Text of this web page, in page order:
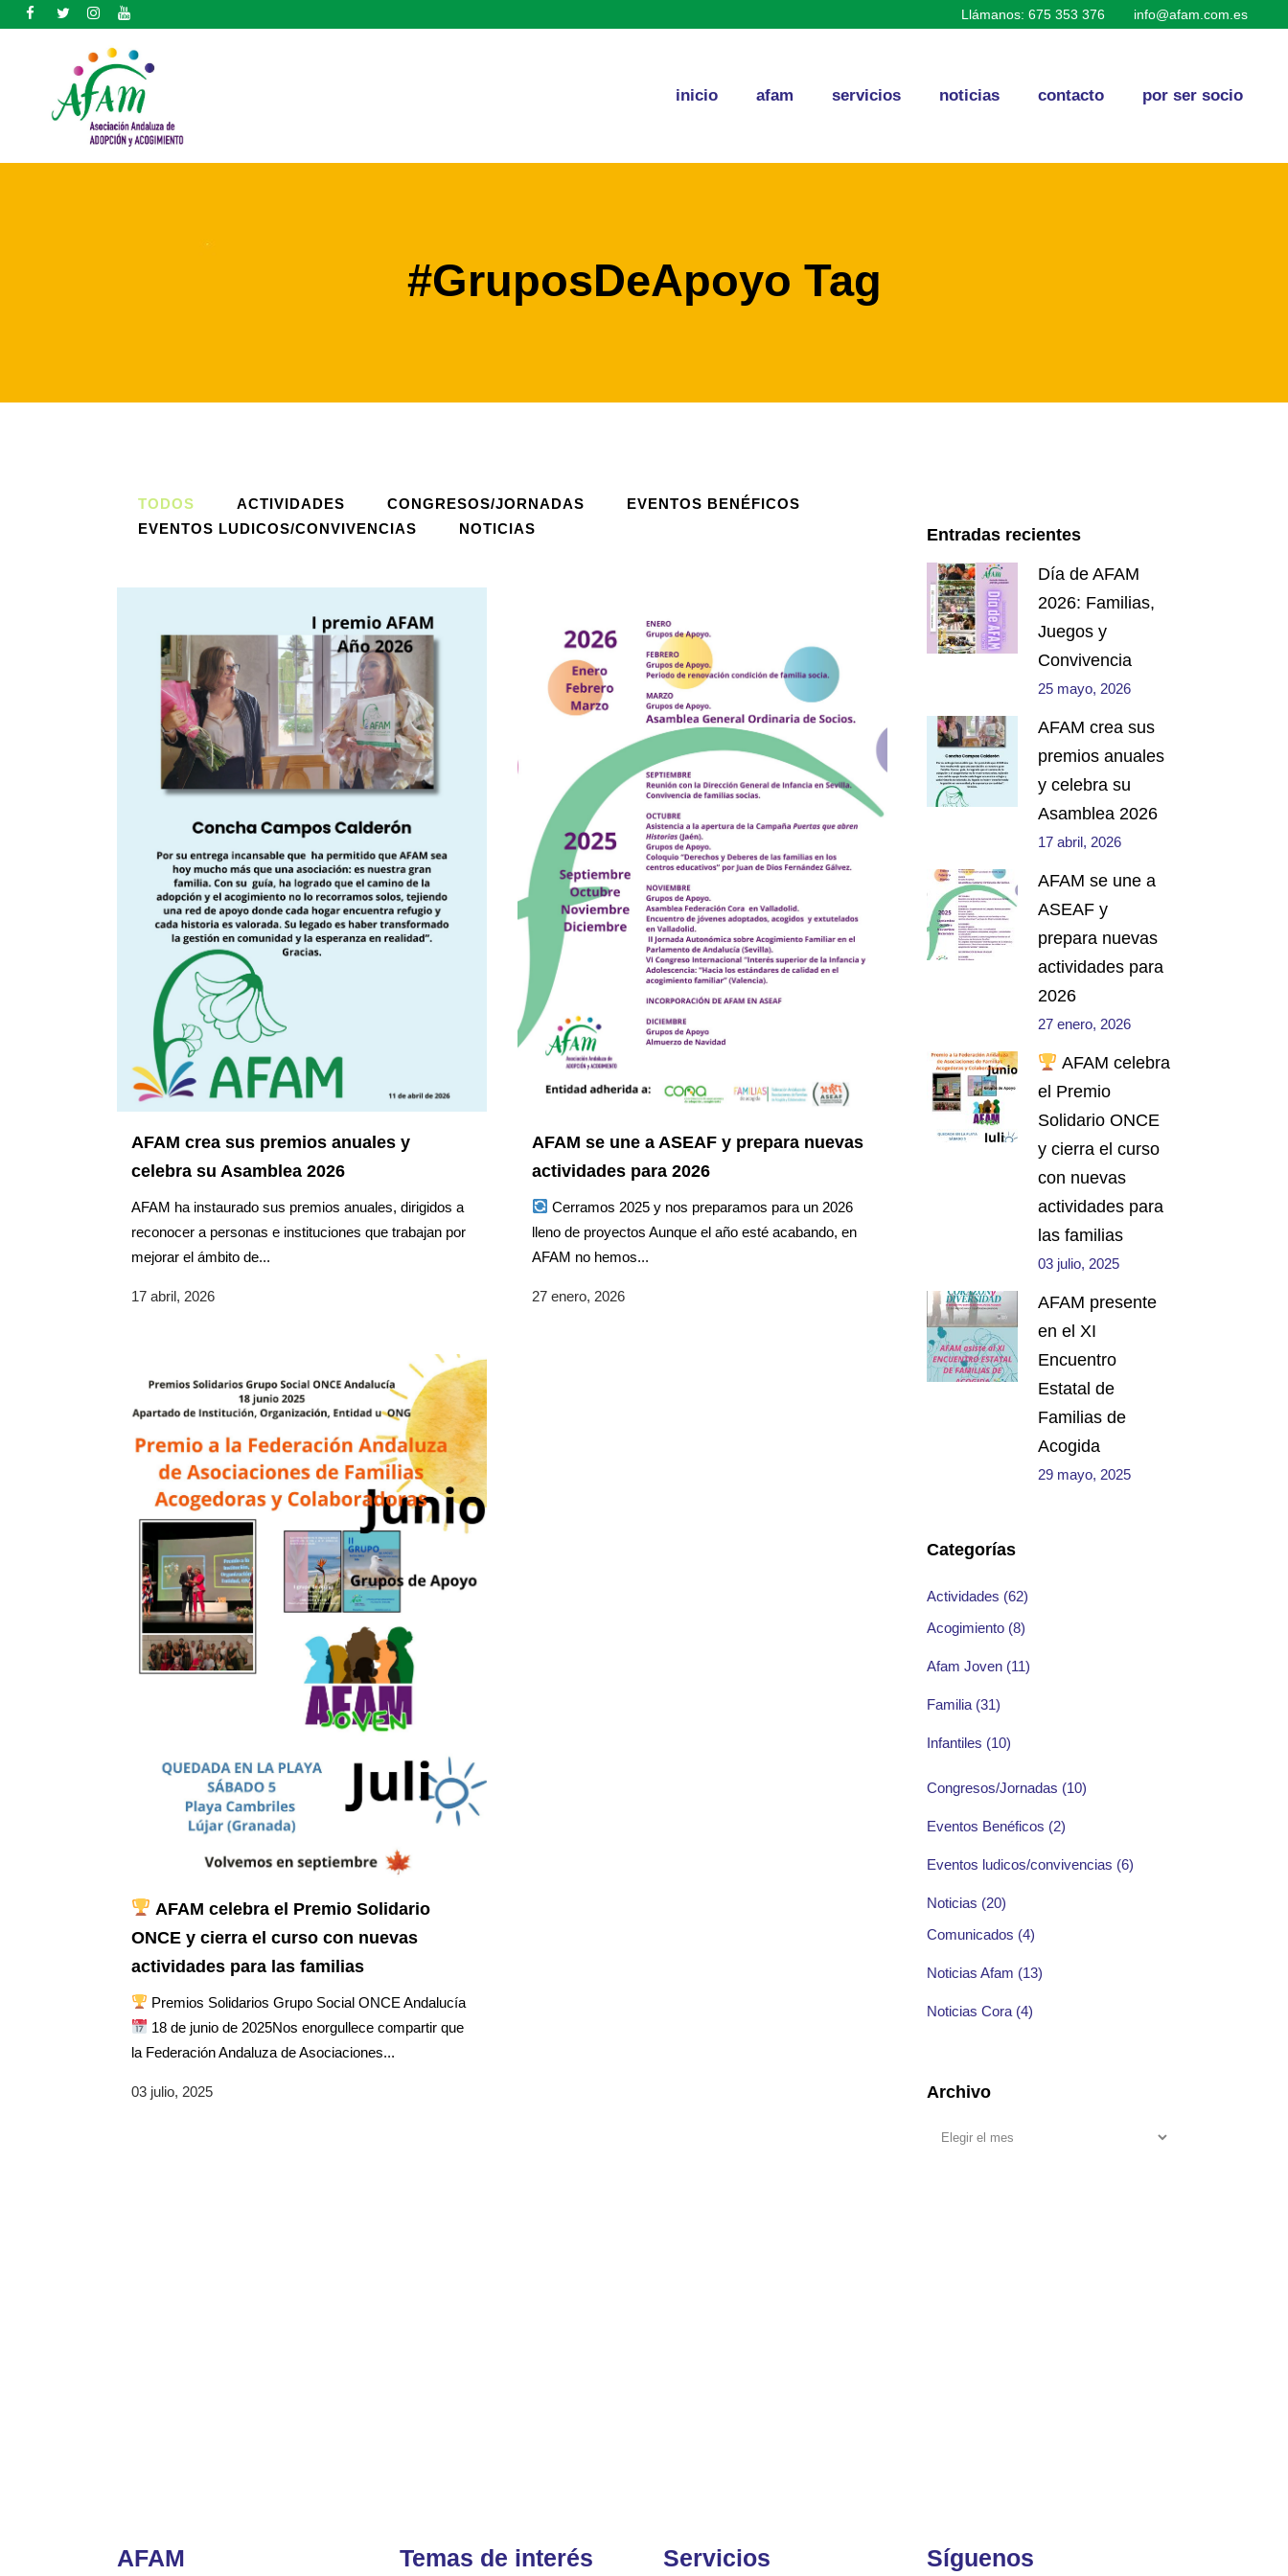
Llámanos: 675 353 376 info@afam.com.es
inicio afam servicios noticias contacto por ser socio
#GruposDeApoyo Tag
TODOS ACTIVIDADES CONGRESOS/JORNADAS
EVENTOS BENÉFICOS
EVENTOS LUDICOS/CONVIVENCIAS
NOTICIAS
AFAM crea sus premios anuales y
celebra su Asamblea 2026
AFAM ha instaurado sus premios anuales, dirigidos a
reconocer a personas e instituciones que trabajan por
mejorar el ámbito de...
17 abril, 2026
AFAM se une a ASEAF y prepara nuevas
actividades para 2026
Cerramos 2025 y nos preparamos para un 2026
lleno de proyectos Aunque el año esté acabando, en
AFAM no hemos...
27 enero, 2026
AFAM celebra el Premio Solidario
ONCE y cierra el curso con nuevas
actividades para las familias
Premios Solidarios Grupo Social ONCE Andalucía
18 de junio de 2025Nos enorgullece compartir que
la Federación Andaluza de Asociaciones...
03 julio, 2025
Entradas recientes
Día de AFAM
2026: Familias,
Juegos y
Convivencia
25 mayo, 2026
AFAM crea sus
premios anuales
y celebra su
Asamblea 2026
17 abril, 2026
AFAM se une a
ASEAF y
prepara nuevas
actividades para
2026
27 enero, 2026
AFAM celebra
el Premio
Solidario ONCE
y cierra el curso
con nuevas
actividades para
las familias
03 julio, 2025
AFAM presente
en el XI
Encuentro
Estatal de
Familias de
Acogida
29 mayo, 2025
Categorías
Actividades (62)
Acogimiento (8)
Afam Joven (11)
Familia (31)
Infantiles (10)
Congresos/Jornadas (10)
Eventos Benéficos (2)
Eventos ludicos/convivencias (6)
Noticias (20)
Comunicados (4)
Noticias Afam (13)
Noticias Cora (4)
Archivo
AFAM Temas de interés Servicios Síguenos